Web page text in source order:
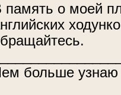
память о моей
больше